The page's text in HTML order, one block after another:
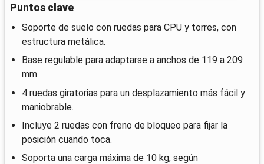
Puntos clave
Soporte de suelo con ruedas para CPU y torres, con
estructura metálica.
Base regulable para adaptarse a anchos de 119 a 209
mm.
4 ruedas giratorias para un desplazamiento más fácil y
maniobrable.
Incluye 2 ruedas con freno de bloqueo para fijar la
posición cuando toca.
Soporta una carga máxima de 10 kg, según